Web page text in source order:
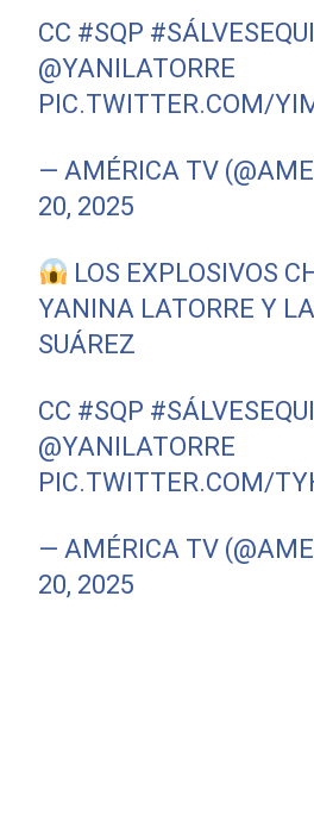
CC #SQP
@YANILATORRE
PIC.TWITTER.COM/
— AMÉRICA TV
20, 2025
LOS EXPLOSIVOS
YANINA LATORRE Y
SUÁREZ
CC #SQP
@YANILATORRE
PIC.TWITTER.COM/
— AMÉRICA TV
20, 2025